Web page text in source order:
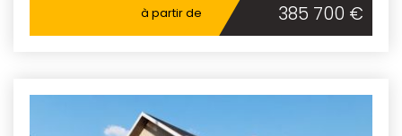
à partir de 385 700 €